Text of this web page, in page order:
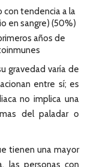
con tendencia a la
en sangre) (50%)
años de
gravedad varía de
entre sí; es
no implica una
del paladar o
tienen una mayor
las personas con